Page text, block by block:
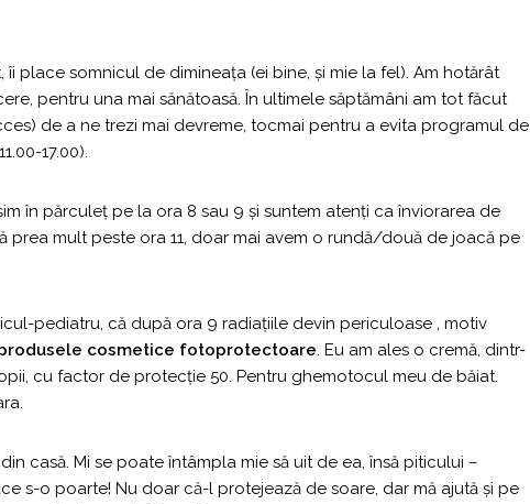
îi place somnicul de dimineaţa (ei bine, şi mie la fel). Am hotărât
pentru una mai sănătoasă. În ultimele săptămâni am tot făcut
de a ne trezi mai devreme, tocmai pentru a evita programul de
17.00).
în părculeţ pe la ora 8 sau 9 şi suntem atenţi ca înviorarea de
prea mult peste ora 11, doar mai avem o rundă/două de joacă pe
pediatru, că după ora 9 radiaţiile devin periculoase , motiv
cosmetice fotoprotectoare. Eu am ales o cremă, dintr-
cu factor de protecţie 50. Pentru ghemotocul meu de băiat.
casă. Mi se poate întâmpla mie să uit de ea, însă piticului –
s-o poarte! Nu doar că-l protejează de soare, dar mă ajută şi pe